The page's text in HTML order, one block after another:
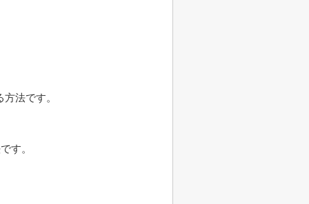
法です。
す。